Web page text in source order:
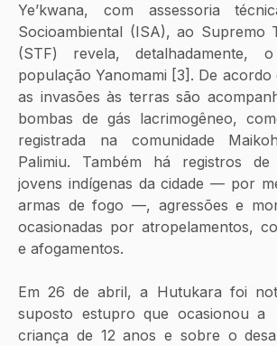
Ye’kwana, com assessoria
Socioambiental (ISA), ao Supremo
(STF) revela, detalhadamente,
população Yanomami [3]. De
as invasões às terras são
bombas de gás lacrimogêneo,
registrada na comunidade
Palimiu. Também há registros de
jovens indígenas da cidade — por
armas de fogo —, agressões e
ocasionadas por atropelamentos,
e afogamentos.
Em 26 de abril, a Hutukara foi
suposto estupro que ocasionou a
criança de 12 anos e sobre o